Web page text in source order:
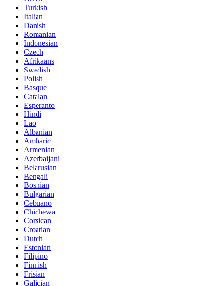
Turkish
Italian
Danish
Romanian
Indonesian
Czech
Afrikaans
Swedish
Polish
Basque
Catalan
Esperanto
Hindi
Lao
Albanian
Amharic
Armenian
Azerbaijani
Belarusian
Bengali
Bosnian
Bulgarian
Cebuano
Chichewa
Corsican
Croatian
Dutch
Estonian
Filipino
Finnish
Frisian
Galician